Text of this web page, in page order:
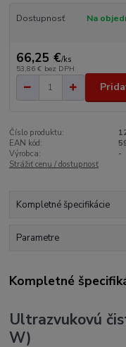
Dostupnosť Na
66,25 €/ks
53,86 € bez DPH
Číslo produktu:
EAN kód:
Výrobca:
-
Strážiť cenu / dostupnosť
Kompletné špecifikácie
Parametre
Kompletné
Ultrazvukovú
W)